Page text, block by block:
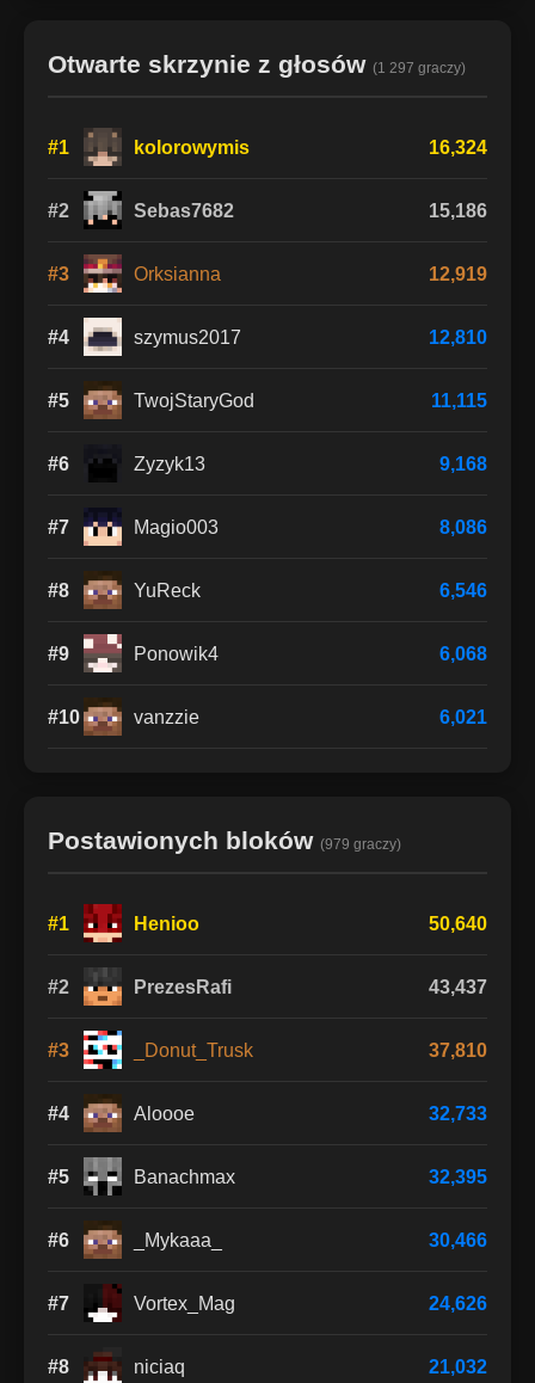
Otwarte skrzynie z głosów (1 297 graczy)
#1 kolorowymis 16,324
#2 Sebas7682 15,186
#3 Orksianna 12,919
#4 szymus2017 12,810
#5 TwojStaryGod 11,115
#6 Zyzyk13 9,168
#7 Magio003 8,086
#8 YuReck 6,546
#9 Ponowik4 6,068
#10 vanzzie 6,021
Postawionych bloków (979 graczy)
#1 Henioo 50,640
#2 PrezesRafi 43,437
#3 _Donut_Trusk 37,810
#4 Aloooe 32,733
#5 Banachmax 32,395
#6 _Mykaaa_ 30,466
#7 Vortex_Mag 24,626
#8 niciaq 21,032